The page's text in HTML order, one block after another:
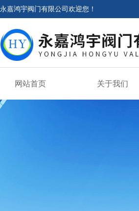
永嘉鸿宇阀门有限公司欢迎您！
网站首页 关于我们